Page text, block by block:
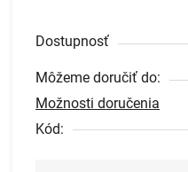
Dostupnosť
Môžeme doručiť do:
Možnosti doručenia
Kód: